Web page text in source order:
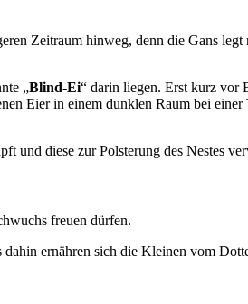
Zeitraum hinweg, denn die Gans
„Blind-Ei“ darin liegen. Erst kurz vor
Eier in einem dunklen Raum bei
und diese zur Polsterung des Nestes
freuen dürfen.
ernähren sich die Kleinen vom